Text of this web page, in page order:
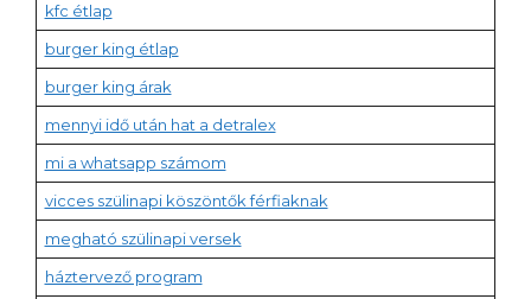
kfc étlap
burger king étlap
burger king árak
mennyi idő után hat a detralex
mi a whatsapp számom
vicces szülinapi köszöntők férfiaknak
megható szülinapi versek
háztervező program